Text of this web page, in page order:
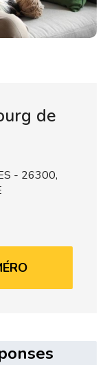
de
- 26300,